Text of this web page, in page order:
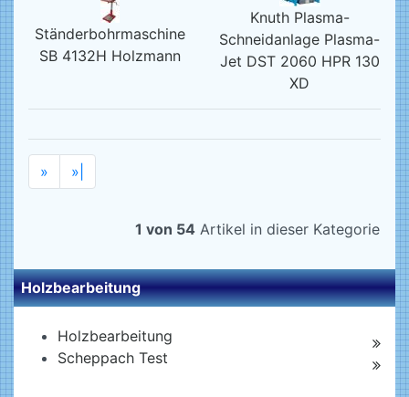
Ständerbohrmaschine
SB 4132H Holzmann
Knuth Plasma-
Schneidanlage Plasma-
Jet DST 2060 HPR 130
XD
» »|
1 von 54 Artikel in dieser Kategorie
Holzbearbeitung
Holzbearbeitung
Scheppach Test